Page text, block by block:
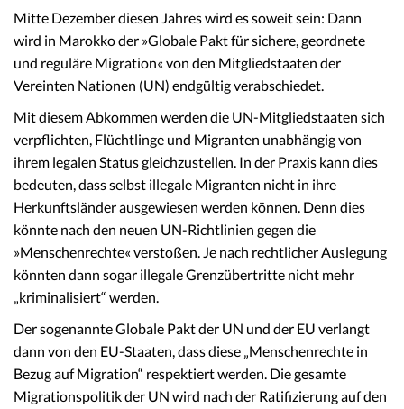
Mitte Dezember diesen Jahres wird es soweit sein: Dann
wird in Marokko der »Globale Pakt für sichere, geordnete
und reguläre Migration« von den Mitgliedstaaten der
Vereinten Nationen (UN) endgültig verabschiedet.
Mit diesem Abkommen werden die UN-Mitgliedstaaten sich
verpflichten, Flüchtlinge und Migranten unabhängig von
ihrem legalen Status gleichzustellen. In der Praxis kann dies
bedeuten, dass selbst illegale Migranten nicht in ihre
Herkunftsländer ausgewiesen werden können. Denn dies
könnte nach den neuen UN-Richtlinien gegen die
»Menschenrechte« verstoßen. Je nach rechtlicher Auslegung
könnten dann sogar illegale Grenzübertritte nicht mehr
„kriminalisiert“ werden.
Der sogenannte Globale Pakt der UN und der EU verlangt
dann von den EU-Staaten, dass diese „Menschenrechte in
Bezug auf Migration“ respektiert werden. Die gesamte
Migrationspolitik der UN wird nach der Ratifizierung auf den